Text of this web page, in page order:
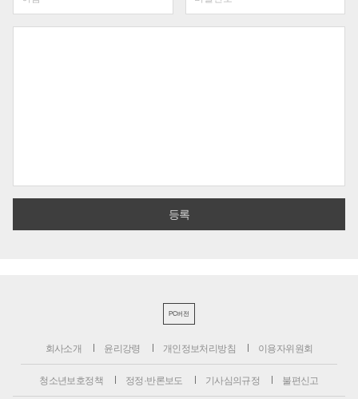
PC버전
회사소개 윤리강령 개인정보처리방침 이용자위원회
청소년보호정책 정정·반론보도 기사심의규정 불편신고